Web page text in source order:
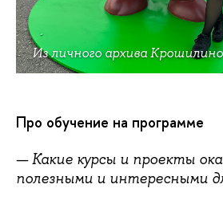
Из личного архива
Про обучение на программе
— Какие курсы и проекты
полезными и интересными